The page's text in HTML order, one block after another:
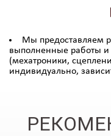
Мы предоставляем
выполненные работы и
(мехатроники,
индивидуально,